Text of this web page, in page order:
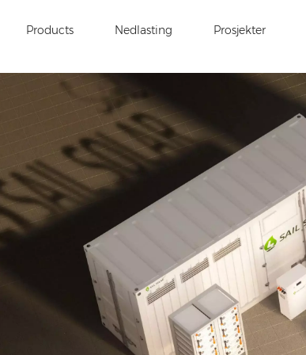
Products Nedlasting Prosjekter